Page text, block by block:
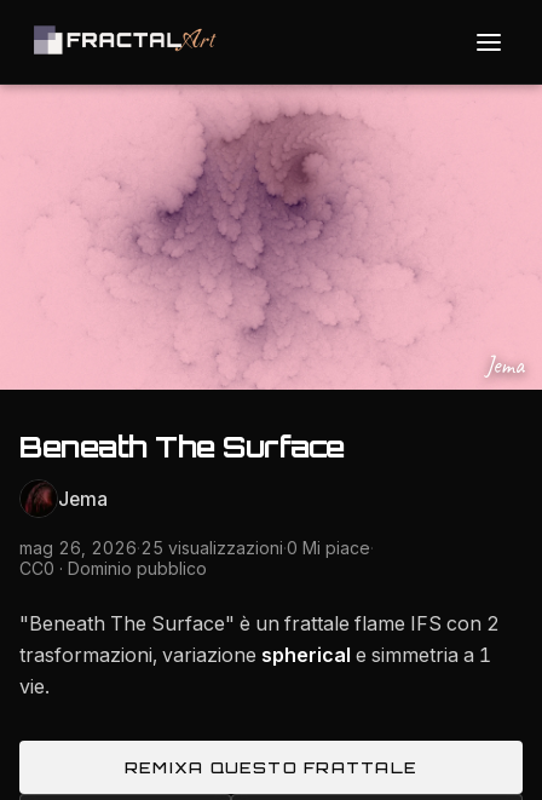
Jema
Beneath The Surface
Jema
mag 26, 2026·25 visualizzazioni·0 Mi piace·
CC0 · Dominio pubblico
"Beneath The Surface" è un frattale flame IFS con 2
trasformazioni, variazione spherical e simmetria a 1
vie.
REMIXA QUESTO FRATTALE